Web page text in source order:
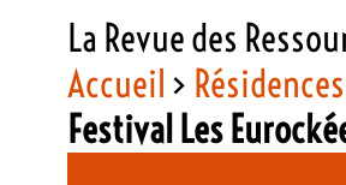
La Revue des
Accueil >
Festival Les